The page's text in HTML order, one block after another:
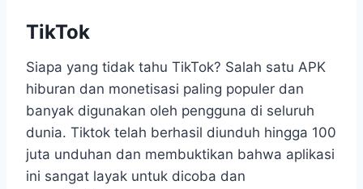
TikTok
Siapa yang tidak tahu TikTok? Salah satu APK
hiburan dan monetisasi paling populer dan
banyak digunakan oleh pengguna di seluruh
dunia. Tiktok telah berhasil diunduh hingga 100
juta unduhan dan membuktikan bahwa aplikasi
ini sangat layak untuk dicoba dan